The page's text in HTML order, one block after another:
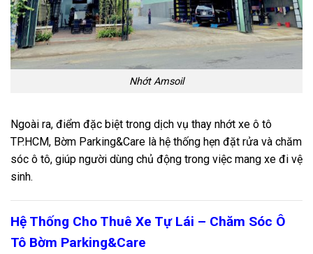
Nhớt Amsoil
Ngoài ra, điểm đặc biệt trong dịch vụ thay nhớt xe ô tô
TP.HCM, Bờm Parking&Care là hệ thống hẹn đặt rửa và chăm
sóc ô tô, giúp người dùng chủ động trong việc mang xe đi vệ
sinh.
Hệ Thống Cho Thuê Xe Tự Lái – Chăm Sóc Ô
Tô Bờm Parking&Care